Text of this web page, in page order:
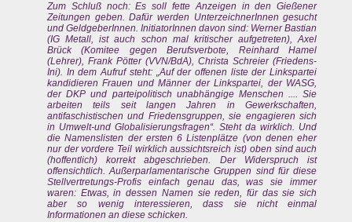
Zum Schluß noch: Es soll fette Anzeigen in den Gießener
Zeitungen geben. Dafür werden UnterzeichnerInnen gesucht
und GeldgeberInnen. InitiatorInnen davon sind: Werner Bastian
(IG Metall, ist auch schon mal kritischer aufgetreten), Axel
Brück (Komitee gegen Berufsverbote, Reinhard Hamel
(Lehrer), Frank Pötter (VVN/BdA), Christa Schreier (Friedens-
Ini). In dem Aufruf steht: „Auf der offenen liste der Linkspartei
kandidieren Frauen und Männer der Linkspartei, der WASG,
der DKP und parteipolitisch unabhängige Menschen .... Sie
arbeiten teils seit langen Jahren in Gewerkschaften,
antifaschistischen und Friedensgruppen, sie engagieren sich
in Umwelt-und Globalisierungsfragen“. Steht da wirklich. Und
die Namenslisten der ersten 6 Listenplätze (von denen eher
nur der vordere Teil wirklich aussichtsreich ist) oben sind auch
(hoffentlich) korrekt abgeschrieben. Der Widerspruch ist
offensichtlich. Außerparlamentarische Gruppen sind für diese
Stellvertretungs-Profis einfach genau das, was sie immer
waren: Etwas, in dessen Namen sie reden, für das sie sich
aber so wenig interessieren, dass sie nicht einmal
Informationen an diese schicken.